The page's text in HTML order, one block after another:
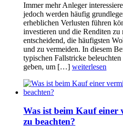
Immer mehr Anleger
jedoch werden häufig
erheblichen Verlusten führen
investieren und die Renditen zu
entscheidend, die häufigsten
und zu vermeiden. In diesem
typischen Fallstricke
geben, um […] weiterlesen
Was ist beim Kauf einer
zu beachten?